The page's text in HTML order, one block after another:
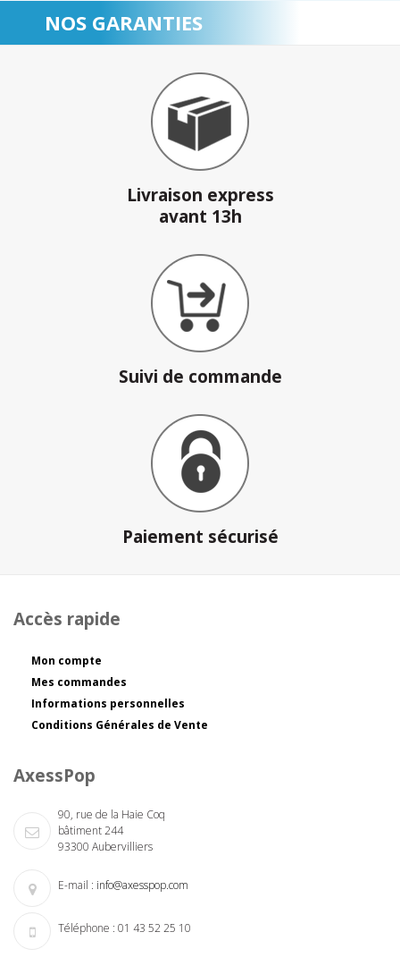
NOS GARANTIES
Livraison express
avant 13h
Suivi de commande
Paiement sécurisé
Accès rapide
Mon compte
Mes commandes
Informations personnelles
Conditions Générales de Vente
AxessPop
90, rue de la Haie Coq
bâtiment 244
93300 Aubervilliers
E-mail : info@axesspop.com
Téléphone : 01 43 52 25 10